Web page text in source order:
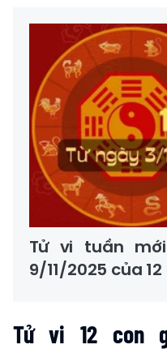
Tử vi tuần
9/11/2025 của
Tử vi 12 con